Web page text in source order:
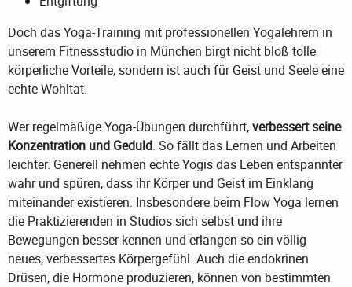
Doch das Yoga-Training mit professionellen Yogalehrern in
unserem Fitnessstudio in München birgt nicht bloß tolle
körperliche Vorteile, sondern ist auch für Geist und Seele eine
echte Wohltat.
Wer regelmäßige Yoga-Übungen durchführt,verbessert seine
Konzentration und Geduld. So fällt das Lernen und Arbeiten
leichter. Generell nehmen echte Yogis das Leben entspannter
wahr und spüren, dass ihr Körper und Geist im Einklang
miteinander existieren. Insbesondere beim Flow Yoga lernen
die Praktizierenden in Studios sich selbst und ihre
Bewegungen besser kennen und erlangen so ein völlig
neues, verbessertes Körpergefühl. Auch die endokrinen
Drüsen, die Hormone produzieren, können von bestimmten